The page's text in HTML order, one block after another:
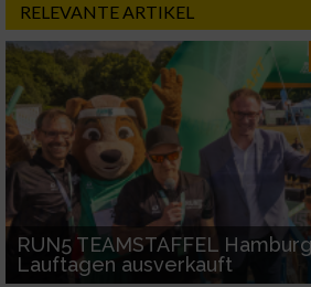
RELEVANTE ARTIKEL
RUN5 TEAMSTAFFEL
Lauftagen ausverkauft